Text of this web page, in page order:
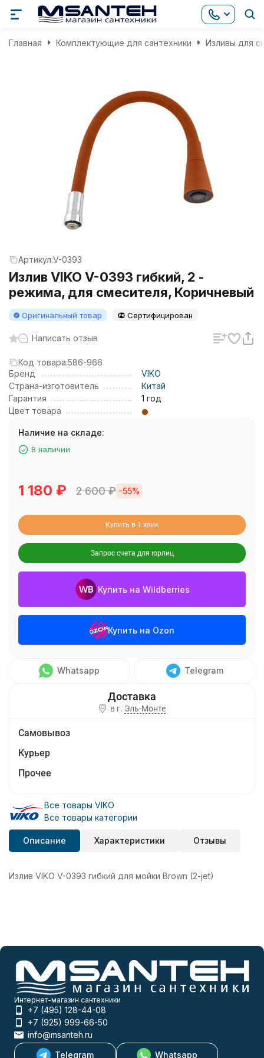
Главная Комплектующие для сантехники Изливы для
Артикул:V-0393
Излив VIKO V-0393 гибкий, 2 -
режима, для смесителя, Коричневый
Оригинальный товар Сертифицирован
Написать отзыв
Код товара:586-966
Бренд
VIKO
Страна-изготовитель
Китай
Гарантия
1 год
Цвет товара
Наличие на складе:
В наличии
1 180 ₽ 2 600₽ -55%
Купить в 1 клик
Запрос счета для юрлиц
Купить на Wildberries
Купить на Ozon
Whatsapp Telegram
в г. Эль-Монте
Самовывоз
Курьер
Прочее
Все товары VIKO
Все товары категории
Описание Характеристики Отзывы
Излив VIKO V-0393 гибкий для мойки Brown (2-jet)
Интернет-магазин сантехники
+7 (495) 128-44-08
+7 (925) 999-66-50
info@msanteh.ru
Telegram
Whatsapp